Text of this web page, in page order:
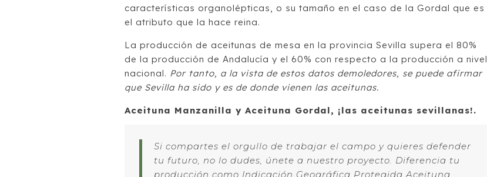
características organolépticas, o su tamaño en el caso de la Gordal que es
el atributo que la hace reina.
La producción de aceitunas de mesa en la provincia Sevilla supera el 80%
de la producción de Andalucía y el 60% con respecto a la producción a nivel
nacional. Por tanto, a la vista de estos datos demoledores, se puede afirmar
que Sevilla ha sido y es de donde vienen las aceitunas.
Aceituna Manzanilla y Aceituna Gordal, ¡las aceitunas sevillanas!.
Si compartes el orgullo de trabajar el campo y quieres defender
tu futuro, no lo dudes, únete a nuestro proyecto. Diferencia tu
producción como Indicación Geográfica Protegida Aceituna